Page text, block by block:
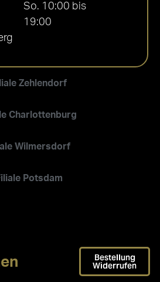
Zehlendorf
Charlottenburg
Wilmersdorf
Potsdam
So. 10:00 bis
19:00
Bestellung
Widerrufen